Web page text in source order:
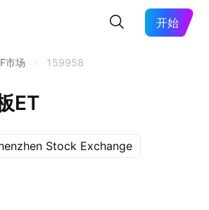
开始
市场 159958
ET
Stock Exchange